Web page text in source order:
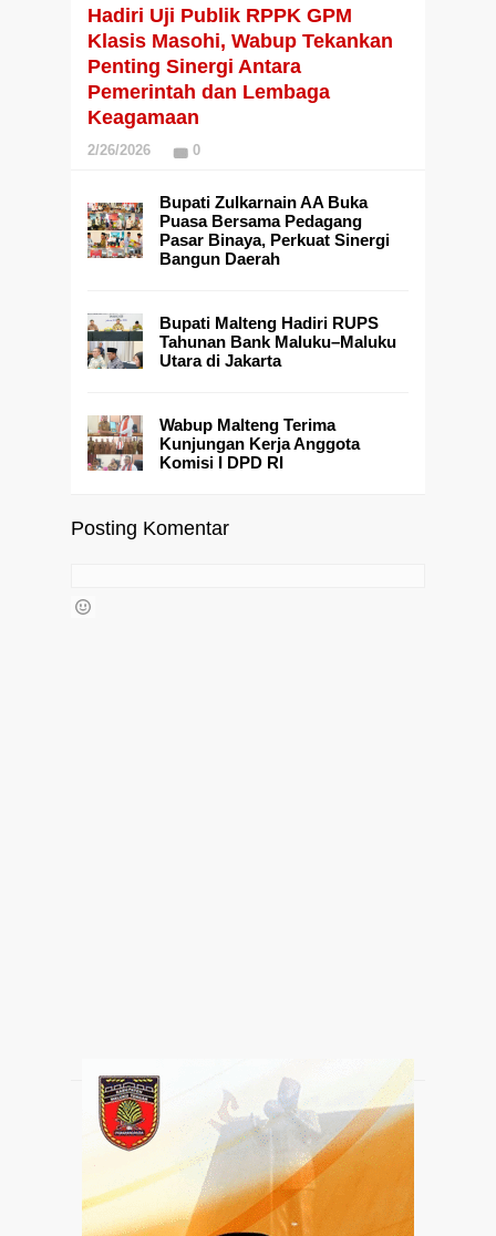
Hadiri Uji Publik RPPK GPM
Klasis Masohi, Wabup Tekankan
Penting Sinergi Antara
Pemerintah dan Lembaga
Keagamaan
2/26/2026 0
Bupati Zulkarnain AA Buka
Puasa Bersama Pedagang
Pasar Binaya, Perkuat Sinergi
Bangun Daerah
Bupati Malteng Hadiri RUPS
Tahunan Bank Maluku–Maluku
Utara di Jakarta
Wabup Malteng Terima
Kunjungan Kerja Anggota
Komisi I DPD RI
Posting Komentar